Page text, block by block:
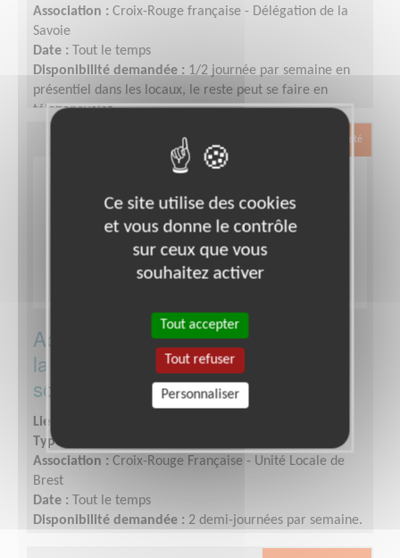
Association : Croix-Rouge française - Délégation de la
Savoie
Date : Tout le temps
Disponibilité demandée : 1/2 journée par semaine en
présentiel dans les locaux, le reste peut se faire en
télébénévolat.
Exclusion & Pauvreté
Accueil/ Orientation dans le cadre de
la future ouverture d'une épicerie
solidaire
Lieu :
Type :
Association : Croix-Rouge Française - Unité Locale de
Brest
Date : Tout le temps
Disponibilité demandée : 2 demi-journées par semaine.
Ce site utilise des cookies
et vous donne le contrôle
sur ceux que vous
souhaitez activer
Tout accepter
Tout refuser
Personnaliser